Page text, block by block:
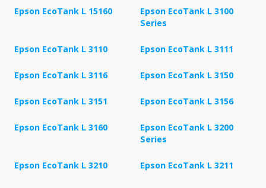
Epson EcoTank L 15160
Epson EcoTank L 3100
Series
Epson EcoTank L 3110 Epson EcoTank L 3111
Epson EcoTank L 3116 Epson EcoTank L 3150
Epson EcoTank L 3151 Epson EcoTank L 3156
Epson EcoTank L 3160
Epson EcoTank L 3200
Series
Epson EcoTank L 3210 Epson EcoTank L 3211